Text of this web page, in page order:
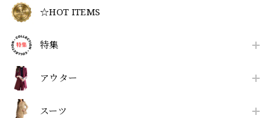
☆HOT ITEMS
特集
アウター
スーツ